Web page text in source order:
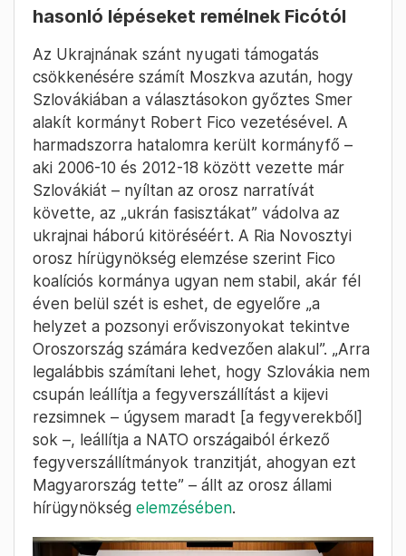
hasonló lépéseket remélnek Ficótól
Az Ukrajnának szánt nyugati támogatás
csökkenésére számít Moszkva azután, hogy
Szlovákiában a választásokon győztes Smer
alakít kormányt Robert Fico vezetésével. A
harmadszorra hatalomra került kormányfő –
aki 2006-10 és 2012-18 között vezette már
Szlovákiát – nyíltan az orosz narratívát
követte, az „ukrán fasisztákat” vádolva az
ukrajnai háború kitöréséért. A Ria Novosztyi
orosz hírügynökség elemzése szerint Fico
koalíciós kormánya ugyan nem stabil, akár fél
éven belül szét is eshet, de egyelőre „a
helyzet a pozsonyi erőviszonyokat tekintve
Oroszország számára kedvezően alakul”. „Arra
legalábbis számítani lehet, hogy Szlovákia nem
csupán leállítja a fegyverszállítást a kijevi
rezsimnek – úgysem maradt [a fegyverekből]
sok –, leállítja a NATO országaiból érkező
fegyverszállítmányok tranzitját, ahogyan ezt
Magyarország tette” – állt az orosz állami
hírügynökség elemzésében.